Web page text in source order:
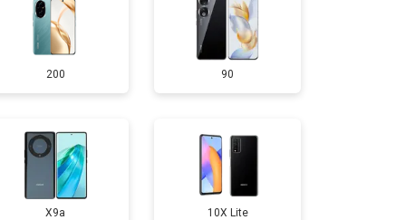
950 ₽ Заказать
1750 ₽ Заказать
3200 ₽ Заказать
1400 ₽
200 90
X9a 10X Lite